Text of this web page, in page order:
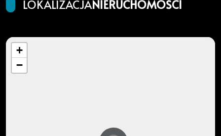
LOKALIZACJANIERUCHOMOŚCI
+
−